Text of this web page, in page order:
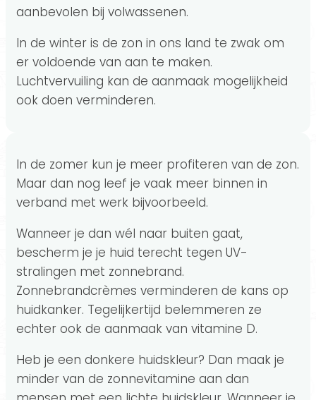
aanbevolen bij volwassenen.
In de winter is de zon in ons land te zwak om
er voldoende van aan te maken.
Luchtvervuiling kan de aanmaak mogelijkheid
ook doen verminderen.
In de zomer kun je meer profiteren van de zon.
Maar dan nog leef je vaak meer binnen in
verband met werk bijvoorbeeld.
Wanneer je dan wél naar buiten gaat,
bescherm je je huid terecht tegen UV-
stralingen met zonnebrand.
Zonnebrandcrèmes verminderen de kans op
huidkanker. Tegelijkertijd belemmeren ze
echter ook de aanmaak van vitamine D.
Heb je een donkere huidskleur? Dan maak je
minder van de zonnevitamine aan dan